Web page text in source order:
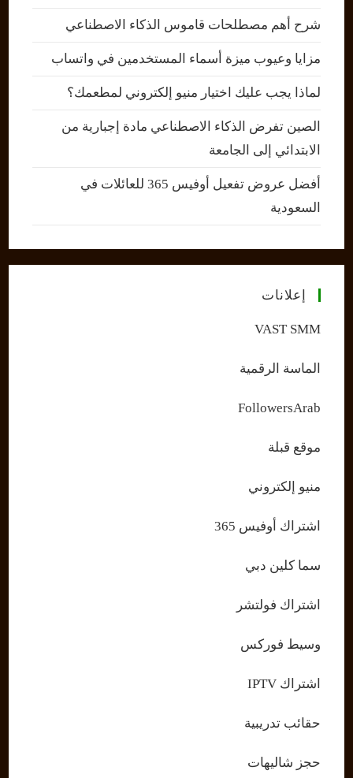
شرح أهم مصطلحات قاموس الذكاء الاصطناعي
مزايا وعيوب ميزة أسماء المستخدمين في واتساب
لماذا يجب عليك اختيار منيو إلكتروني لمطعمك؟
الصين تفرض الذكاء الاصطناعي مادة إجبارية من
الابتدائي إلى الجامعة
أفضل عروض تفعيل أوفيس 365 للعائلات في
السعودية
إعلانات
VAST SMM
الماسة الرقمية
FollowersArab
موقع قبلة
منيو إلكتروني
اشتراك أوفيس 365
سما كلين دبي
اشتراك فولتشر
وسيط فوركس
اشتراك IPTV
حقائب تدريبية
حجز شاليهات